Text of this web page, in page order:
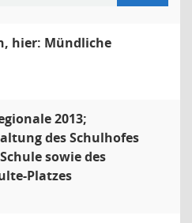
hier: Mündliche
2013;
des Schulhofes
sowie des
Platzes